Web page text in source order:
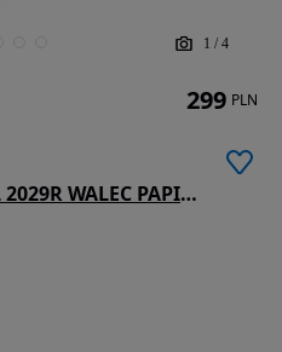
1 / 4
BUTLA GAZOWA LPG 40L 2029R WALEC PAPIER + ZAWÓR
299 PLN